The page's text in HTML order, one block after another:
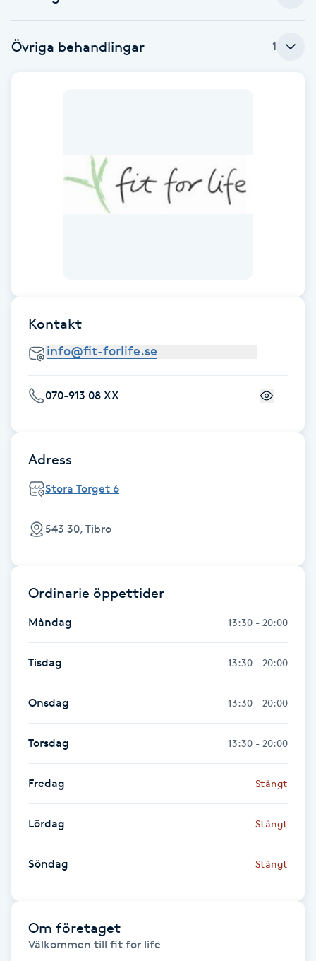
Babylights
Barnklippning
Bottenfärg
Bröllopsuppsättning
Color correction
Enzympeeling
Extensions
Extensions borttagning
Eyeliner-tatuering
Övriga behandlingar 1
Kontakt
070-913 08 XX
Adress
Stora Torget 6
543 30, Tibro
Ordinarie öppettider
Måndag 13:30 - 20:00
Tisdag 13:30 - 20:00
Onsdag 13:30 - 20:00
Torsdag 13:30 - 20:00
Fredag Stängt
Lördag Stängt
Söndag Stängt
Om företaget
Välkommen till fit for life